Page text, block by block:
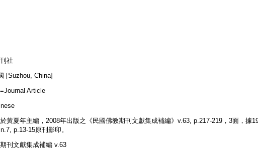
社
[Suzhou, China]
Article
黃夏年主編，2008年出版之《民國佛教期刊文獻集成補編》v.63, p.217-219，3面，據
p.13-15原刊影印。
刊文獻集成補編 v.63